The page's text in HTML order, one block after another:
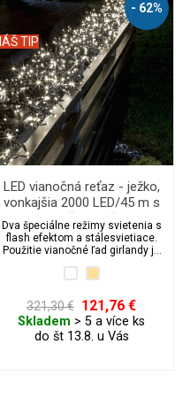
- 62%
TIP
LED vianočná reťaz - ježko,
vonkajšia 2000 LED/45 m s
flash a časovačom
Dva špeciálne režimy svietenia s
flash efektom a stálesvietiace.
Použitie vianočné ľad girlandy je
321,30 € 121,76 €
Skladem > 5 a více ks
do št 13.8. u Vás